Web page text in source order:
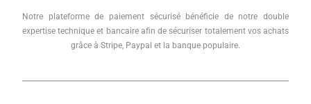
Notre plateforme de paiement sécurisé bénéficie de notre double
expertise technique et bancaire afin de sécuriser totalement vos achats
grâce à Stripe, Paypal et la banque populaire.